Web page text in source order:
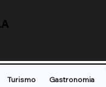
Turismo
Gastronomia